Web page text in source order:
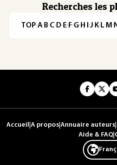
Recherches les
TOP·A·B·C· D· E· F·G· H · ·J· K· L· M ·
Accueil A propos Annuaire auteurs
Aide & FAQ|